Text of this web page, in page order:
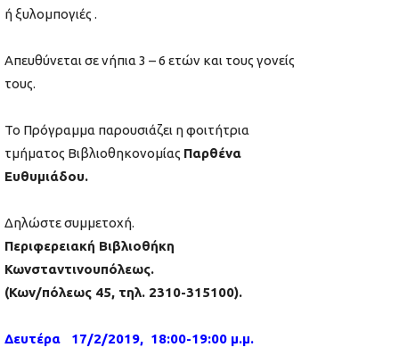
ή ξυλομπογιές .
Απευθύνεται σε νήπια 3 – 6 ετών και τους γονείς
τους.
Το Πρόγραμμα παρουσιάζει η φοιτήτρια
τμήματος Βιβλιοθηκονομίας Παρθένα
Ευθυμιάδου.
Δηλώστε συμμετοχή.
Περιφερειακή Βιβλιοθήκη
Κωνσταντινουπόλεως.
(Κων/πόλεως 45, τηλ. 2310-315100).
Δευτέρα 17/2/2019, 18:00-19:00 μ.μ.